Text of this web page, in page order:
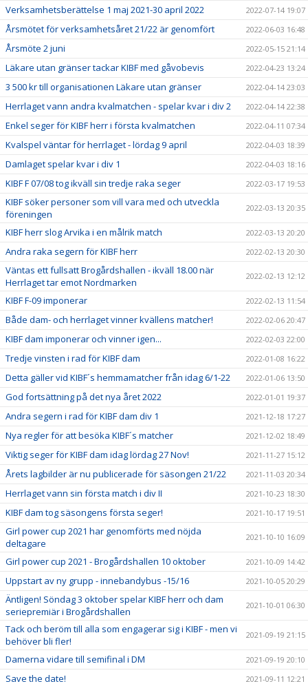
Verksamhetsberättelse 1 maj 2021-30 april 2022 2022-07-14 19:07
Årsmötet för verksamhetsåret 21/22 är genomfört 2022-06-03 16:48
Årsmöte 2 juni 2022-05-15 21:14
Läkare utan gränser tackar KIBF med gåvobevis 2022-04-23 13:24
3 500 kr till organisationen Läkare utan gränser 2022-04-14 23:03
Herrlaget vann andra kvalmatchen - spelar kvar i div 2 2022-04-14 22:38
Enkel seger för KIBF herr i första kvalmatchen 2022-04-11 07:34
Kvalspel väntar för herrlaget - lördag 9 april 2022-04-03 18:39
Damlaget spelar kvar i div 1 2022-04-03 18:16
KIBF F 07/08 tog ikväll sin tredje raka seger 2022-03-17 19:53
KIBF söker personer som vill vara med och utveckla
föreningen
2022-03-13 20:35
KIBF herr slog Arvika i en målrik match 2022-03-13 20:20
Andra raka segern för KIBF herr 2022-02-13 20:30
Väntas ett fullsatt Brogårdshallen - ikväll 18.00 när
Herrlaget tar emot Nordmarken
2022-02-13 12:12
KIBF F-09 imponerar 2022-02-13 11:54
Både dam- och herrlaget vinner kvällens matcher! 2022-02-06 20:47
KIBF dam imponerar och vinner igen... 2022-02-03 22:00
Tredje vinsten i rad för KIBF dam 2022-01-08 16:22
Detta gäller vid KIBF´s hemmamatcher från idag 6/1-22 2022-01-06 13:50
God fortsättning på det nya året 2022 2022-01-01 19:37
Andra segern i rad för KIBF dam div 1 2021-12-18 17:27
Nya regler för att besöka KIBF´s matcher 2021-12-02 18:49
Viktig seger för KIBF dam idag lördag 27 Nov! 2021-11-27 15:12
Årets lagbilder är nu publicerade för säsongen 21/22 2021-11-03 20:34
Herrlaget vann sin första match i div II 2021-10-23 18:30
KIBF dam tog säsongens första seger! 2021-10-17 19:51
Girl power cup 2021 har genomförts med nöjda
deltagare
2021-10-10 16:09
Girl power cup 2021 - Brogårdshallen 10 oktober 2021-10-09 14:42
Uppstart av ny grupp - innebandybus -15/16 2021-10-05 20:29
Äntligen! Söndag 3 oktober spelar KIBF herr och dam
seriepremiär i Brogårdshallen
2021-10-01 06:30
Tack och beröm till alla som engagerar sig i KIBF - men vi
behöver bli fler!
2021-09-19 21:15
Damerna vidare till semifinal i DM 2021-09-19 20:10
Save the date! 2021-09-11 12:21